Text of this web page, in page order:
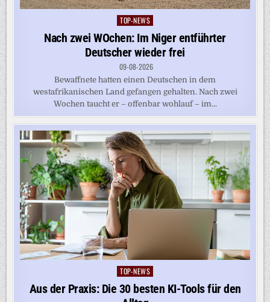
Posted
in
TOP-NEWS
Nach zwei WOchen: Im Niger entführter
Deutscher wieder frei
09-08-2026
Bewaffnete hatten einen Deutschen in dem
westafrikanischen Land gefangen gehalten. Nach zwei
Wochen taucht er – offenbar wohlauf – im...
Posted
in
TOP-NEWS
Aus der Praxis: Die 30 besten KI-Tools für den